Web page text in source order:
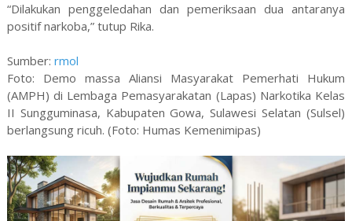
“Dilakukan penggeledahan dan pemeriksaan dua antaranya
positif narkoba,” tutup Rika.
Sumber: rmol
Foto: Demo massa Aliansi Masyarakat Pemerhati Hukum
(AMPH) di Lembaga Pemasyarakatan (Lapas) Narkotika Kelas
II Sungguminasa, Kabupaten Gowa, Sulawesi Selatan (Sulsel)
berlangsung ricuh. (Foto: Humas Kemenimipas)